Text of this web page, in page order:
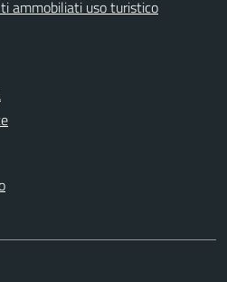
ammobiliati uso turistico